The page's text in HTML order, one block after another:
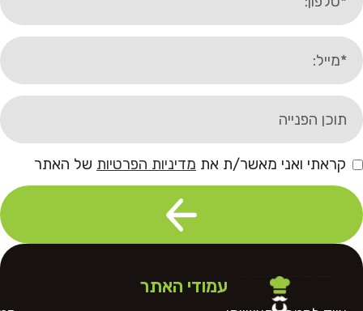
קראתי ואני מאשר/ת את מדיניות הפרטיות של האתר
עמודי האתר